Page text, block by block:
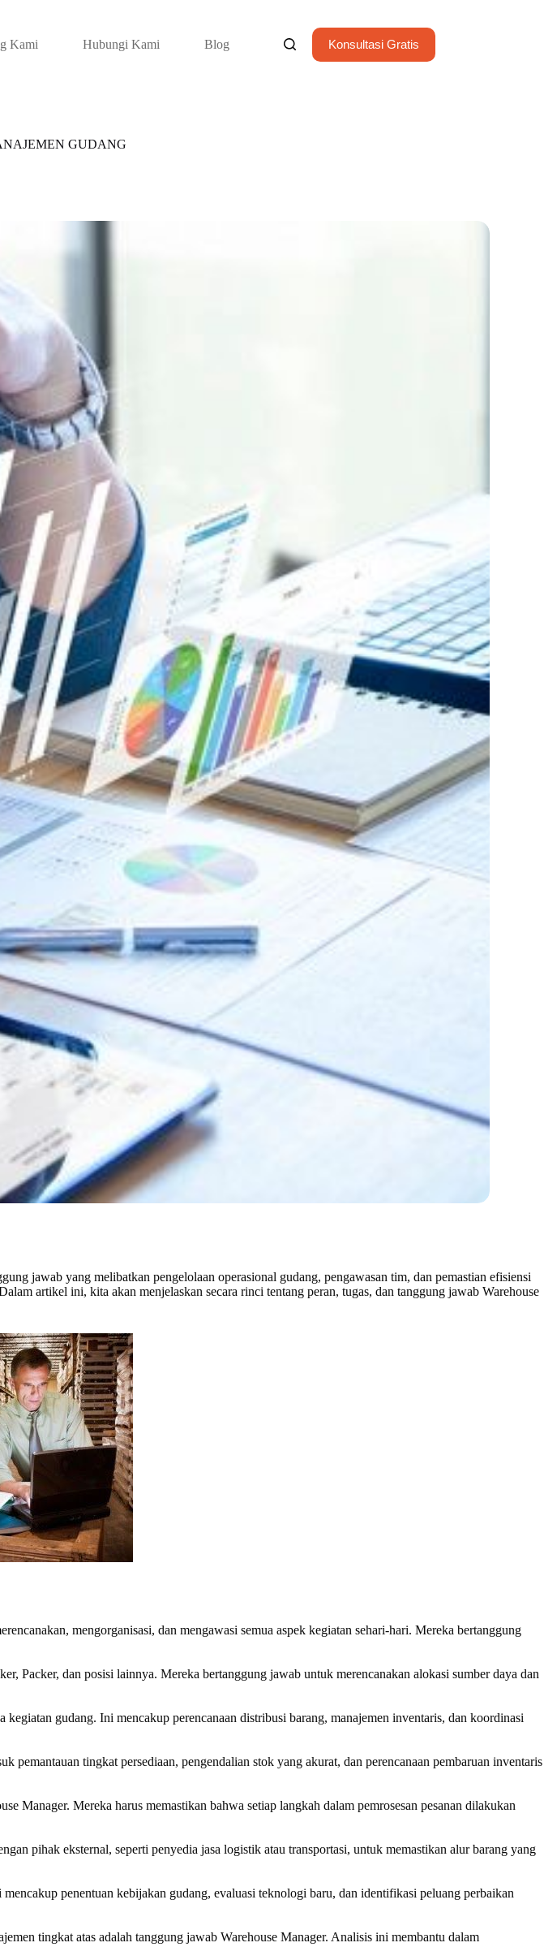
Kami Hubungi Kami Blog Konsultasi Gratis
GUDANG
jawab yang melibatkan pengelolaan operasional gudang, pengawasan tim, dan pemastian efisiensi
artikel ini, kita akan menjelaskan secara rinci tentang peran, tugas, dan tanggung jawab Warehouse
mengorganisasi, dan mengawasi semua aspek kegiatan sehari-hari. Mereka bertanggung
Packer, dan posisi lainnya. Mereka bertanggung jawab untuk merencanakan alokasi sumber daya dan
gudang. Ini mencakup perencanaan distribusi barang, manajemen inventaris, dan koordinasi
pemantauan tingkat persediaan, pengendalian stok yang akurat, dan perencanaan pembaruan inventaris
Manager. Mereka harus memastikan bahwa setiap langkah dalam pemrosesan pesanan dilakukan
pihak eksternal, seperti penyedia jasa logistik atau transportasi, untuk memastikan alur barang yang
penentuan kebijakan gudang, evaluasi teknologi baru, dan identifikasi peluang perbaikan
tingkat atas adalah tanggung jawab Warehouse Manager. Analisis ini membantu dalam